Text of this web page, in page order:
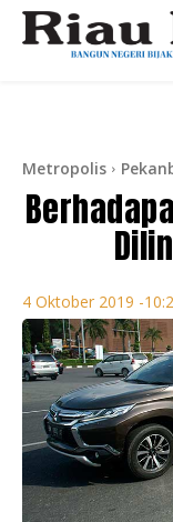
Metropolis
4 Oktober 2019 -